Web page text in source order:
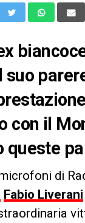
suo
con il
queste
di
Fabio Liverani